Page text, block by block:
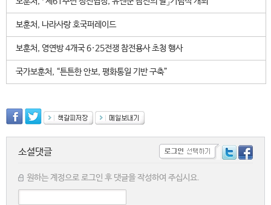
보훈처, 나라사랑 호국퍼레이드
보훈처, 영연방 4개국 6·25전쟁 참전용사 초청 행사
국가보훈처, “튼튼한 안보, 평화통일 기반 구축”
소셜댓글
원하는 계정으로 로그인 후 댓글을 작성하여 주십시요.